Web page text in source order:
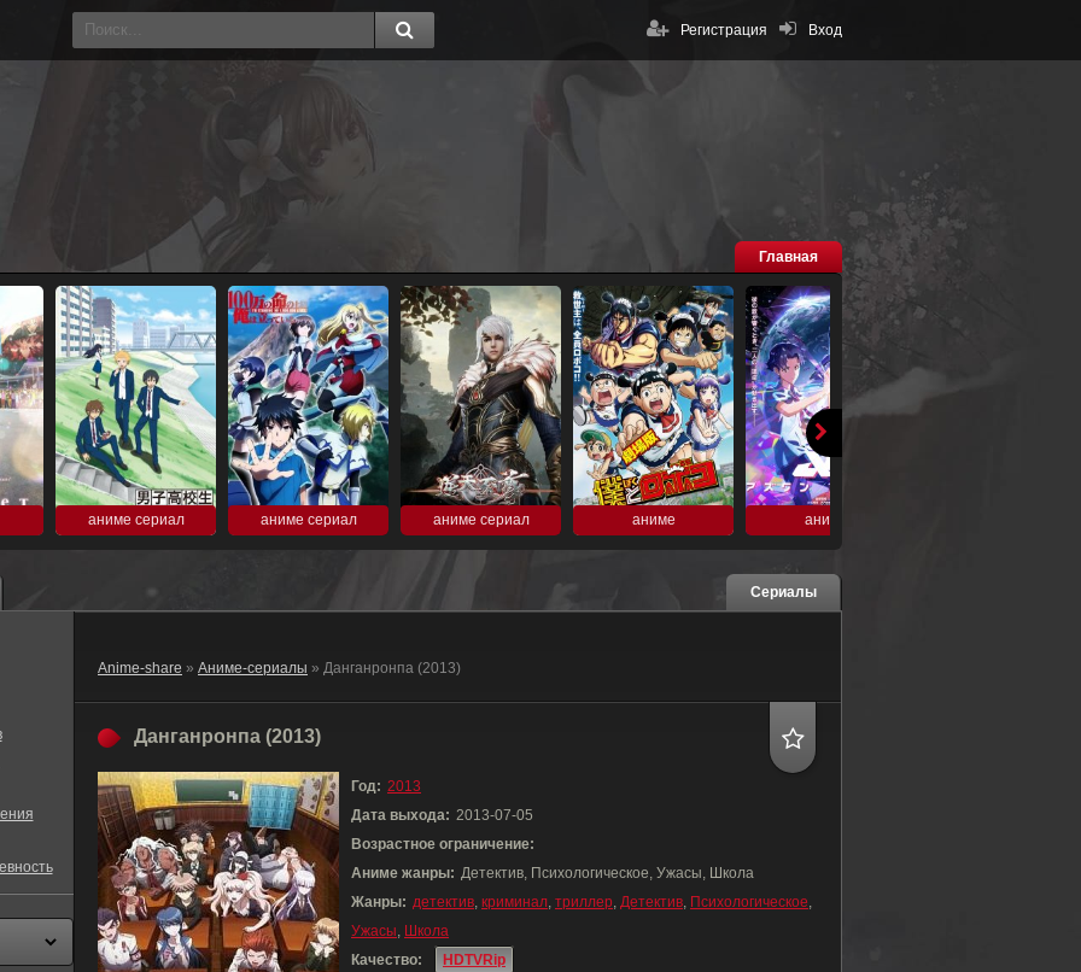
Вход
Регистрация
Главная
аниме сериал аниме сериал аниме сериал аниме аниме
Сериалы
Anime-share » Аниме-сериалы » Данганронпа (2013)
Данганронпа (2013)
Год: 2013
Дата выхода: 2013-07-05
Возрастное ограничение:
Аниме жанры: Детектив, Психологическое, Ужасы, Школа
Жанры: детектив, криминал, триллер, Детектив, Психологическое,
Ужасы, Школа
Качество:
HDTVRip